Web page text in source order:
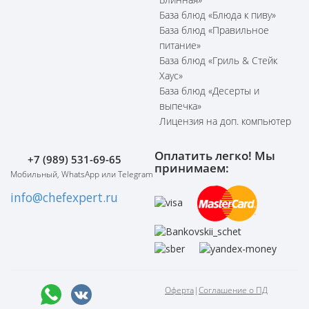
База блюд «Блюда к пиву»
База блюд «Правильное
питание»
База блюд «Гриль & Стейк
Хаус»
База блюд «Десерты и
выпечка»
Лицензия на доп. компьютер
+7 (989) 531-69-65
Мобильный, WhatsApp или Telegram
info@chefexpert.ru
Оплатить легко! Мы
принимаем:
Оферта|Соглашение о ПД